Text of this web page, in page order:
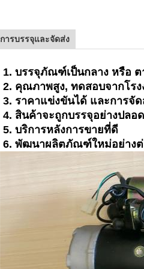
การบรรจุและจัดส่ง
1. บรรจุภัณฑ์เป็นกลาง หรือ
2. คุณภาพสูง, ทดสอบจากโรง
3. ราคาแข่งขันได้ และการจัด
4. สินค้าจะถูกบรรจุอย่างปลอ
5. บริการหลังการขายที่ดี
6. พัฒนาผลิตภัณฑ์ใหม่อย่างต่